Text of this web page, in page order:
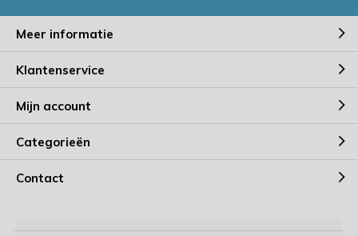
Meer informatie
Klantenservice
Mijn account
Categorieën
Contact